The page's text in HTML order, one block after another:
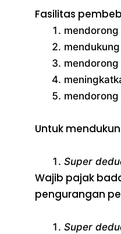
Fasilitas
Untuk
Super
Wajib pajak
pengurangan
Super